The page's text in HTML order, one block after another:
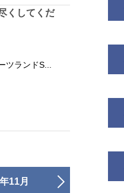
くしてくだ
ランドS...
11月